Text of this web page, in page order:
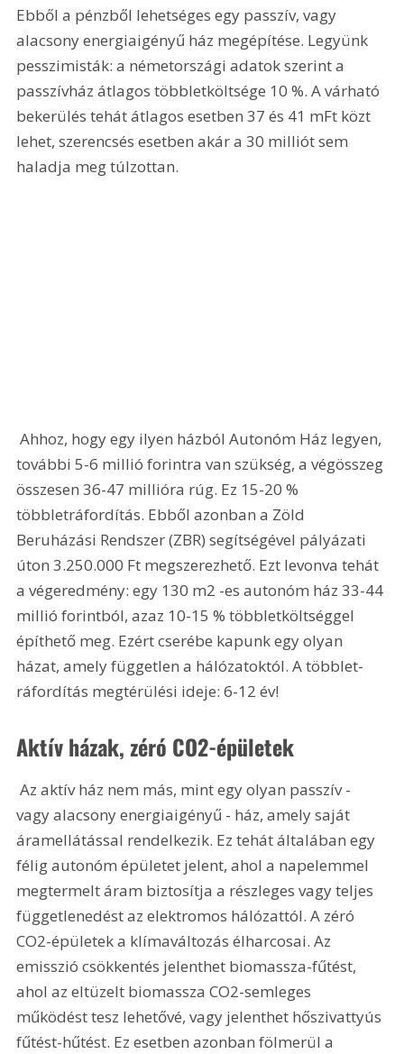
Ebből a pénzből lehetséges egy passzív, vagy
alacsony energiaigényű ház megépítése. Legyünk
pesszimisták: a németországi adatok szerint a
passzívház átlagos többletköltsége 10 %. A várható
bekerülés tehát átlagos esetben 37 és 41 mFt közt
lehet, szerencsés esetben akár a 30 milliót sem
haladja meg túlzottan.
Ahhoz, hogy egy ilyen házból Autonóm Ház legyen,
további 5-6 millió forintra van szükség, a végösszeg
összesen 36-47 millióra rúg. Ez 15-20 %
többletráfordítás. Ebből azonban a Zöld
Beruházási Rendszer (ZBR) segítségével pályázati
úton 3.250.000 Ft megszerezhető. Ezt levonva tehát
a végeredmény: egy 130 m2 -es autonóm ház 33-44
millió forintból, azaz 10-15 % többletköltséggel
építhető meg. Ezért cserébe kapunk egy olyan
házat, amely független a hálózatoktól. A többlet-
ráfordítás megtérülési ideje: 6-12 év!
Aktív házak, zéró CO2-épületek
Az aktív ház nem más, mint egy olyan passzív -
vagy alacsony energiaigényű - ház, amely saját
áramellátással rendelkezik. Ez tehát általában egy
félig autonóm épületet jelent, ahol a napelemmel
megtermelt áram biztosítja a részleges vagy teljes
függetlenedést az elektromos hálózattól. A zéró
CO2-épületek a klímaváltozás élharcosai. Az
emisszió csökkentés jelenthet biomassza-fűtést,
ahol az eltüzelt biomassza CO2-semleges
működést tesz lehetővé, vagy jelenthet hőszivattyús
fűtést-hűtést. Ez esetben azonban fölmerül a